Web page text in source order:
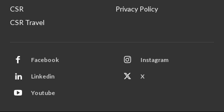
CSR
CSR Travel
Privacy Policy
Facebook Instagram
Linkedin X
Youtube